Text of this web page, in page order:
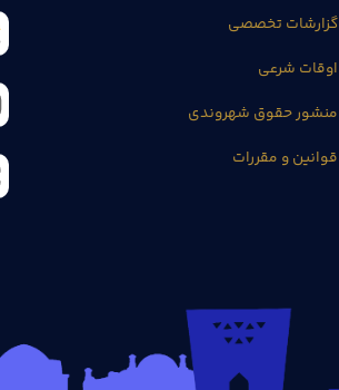
گزارشات تخصصی
اوقات شرعی
منشور حقوق شهروندی
قوانین و مقررات